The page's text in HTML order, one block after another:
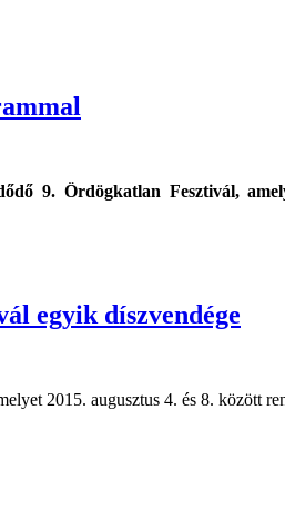
9. Ördögkatlan Fesztivál,
egyik díszvendége
2015. augusztus 4. és 8. között